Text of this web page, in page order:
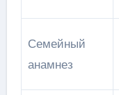
Семейный
анамнез